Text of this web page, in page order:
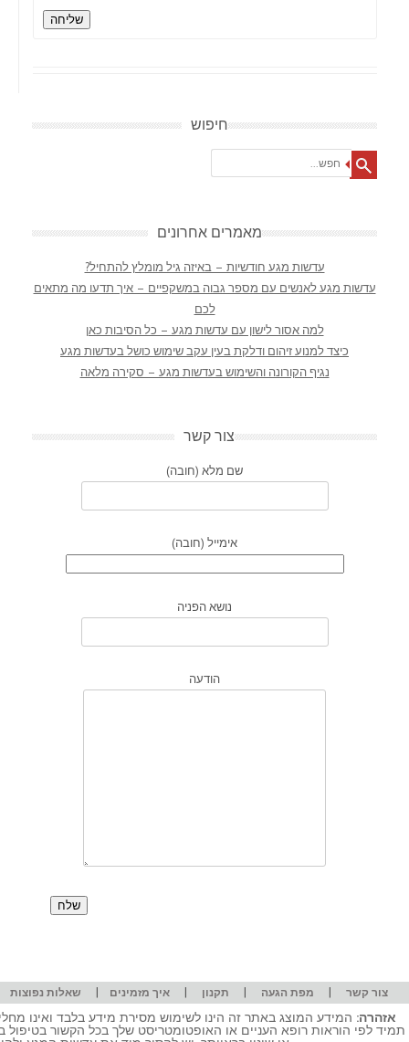
שליחה
חיפוש
מאמרים אחרונים
עדשות מגע חודשיות – באיזה גיל מומלץ להתחיל?
עדשות מגע לאנשים עם מספר גבוה במשקפיים – איך תדעו מה מתאים
לכם
למה אסור לישון עם עדשות מגע – כל הסיבות כאן
כיצד למנוע זיהום ודלקת בעין עקב שימוש כושל בעדשות מגע
נגיף הקורונה והשימוש בעדשות מגע – סקירה מלאה
צור קשר
שם מלא (חובה)
אימייל (חובה)
נושא הפניה
הודעה
צור קשר | מפת הגעה | תקנון |איך מזמינים | שאלות נפוצות
אזהרה: המידע המוצג באתר זה הינו לשימוש מסירת מידע בלבד ואינו
תמיד לפי הוראות רופא העניים או האופטומטריסט שלך בכל הקשור